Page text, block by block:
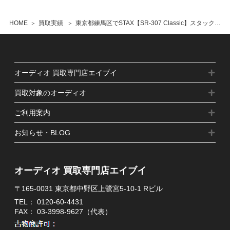
HOME 買取実績 東京都練馬区でSTAX【SR-307 Classic】スタックス ヘッドホン イヤースピーカー の買取をさせていただきました
オーディオ 買取専門店エイブイ
買取対象のオーディオ
ご利用案内
お知らせ・BLOG
オーディオ 買取専門店エイブイ
〒165-0031 東京都中野区上鷺宮5-10-1 Rビル
TEL： 0120-60-4431
FAX： 03-3998-9627（代表）